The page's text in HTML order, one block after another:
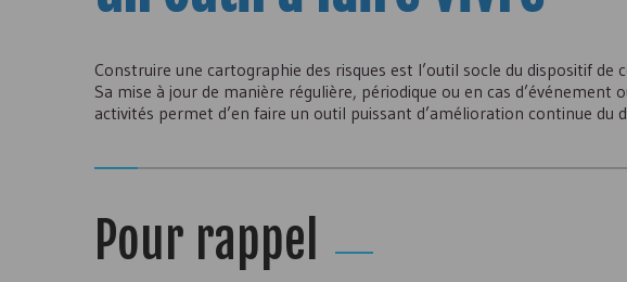
Construire une cartographie des risques est l’outil socle du dispositif de
Sa mise à jour de manière régulière, périodique ou en cas
activités permet d’en faire un outil puissant d’amélioration continue du
Pour rappel